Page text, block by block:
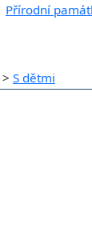
Přírodní
> S dětmi